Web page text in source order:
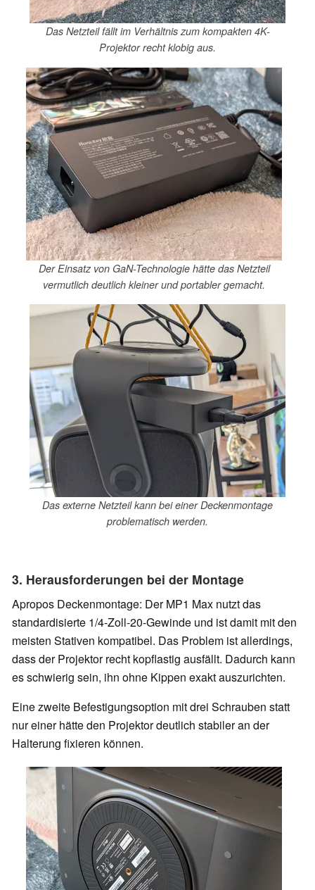
Das Netzteil fällt im Verhältnis zum kompakten 4K-
Projektor recht klobig aus.
Der Einsatz von GaN-Technologie hätte das Netzteil
vermutlich deutlich kleiner und portabler gemacht.
Das externe Netzteil kann bei einer Deckenmontage
problematisch werden.
3. Herausforderungen bei der Montage
Apropos Deckenmontage: Der MP1 Max nutzt das
standardisierte 1/4-Zoll-20-Gewinde und ist damit mit den
meisten Stativen kompatibel. Das Problem ist allerdings,
dass der Projektor recht kopflastig ausfällt. Dadurch kann
es schwierig sein, ihn ohne Kippen exakt auszurichten.
Eine zweite Befestigungsoption mit drei Schrauben statt
nur einer hätte den Projektor deutlich stabiler an der
Halterung fixieren können.